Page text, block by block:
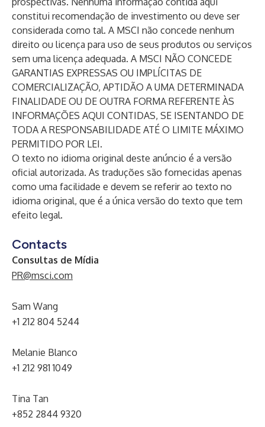
constitui recomendação de investimento ou deve ser
considerada como tal. A MSCI não concede nenhum
direito ou licença para uso de seus produtos ou serviços
sem uma licença adequada. A MSCI NÃO CONCEDE
GARANTIAS EXPRESSAS OU IMPLÍCITAS DE
COMERCIALIZAÇÃO, APTIDÃO A UMA DETERMINADA
FINALIDADE OU DE OUTRA FORMA REFERENTE ÀS
INFORMAÇÕES AQUI CONTIDAS, SE ISENTANDO DE
TODA A RESPONSABILIDADE ATÉ O LIMITE MÁXIMO
PERMITIDO POR LEI.
O texto no idioma original deste anúncio é a versão
oficial autorizada. As traduções são fornecidas apenas
como uma facilidade e devem se referir ao texto no
idioma original, que é a única versão do texto que tem
efeito legal.
Contacts
Consultas de Mídia
PR@msci.com
Sam Wang
+1 212 804 5244
Melanie Blanco
+1 212 981 1049
Tina Tan
+852 2844 9320